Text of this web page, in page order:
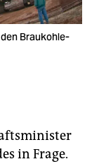
Braukohle-
in Frage.